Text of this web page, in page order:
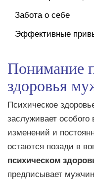
Забота о себе
Эффективные
Понимание
здоровья
Психическое
заслуживает
изменений и
остаются позади в
психическом
предписывает